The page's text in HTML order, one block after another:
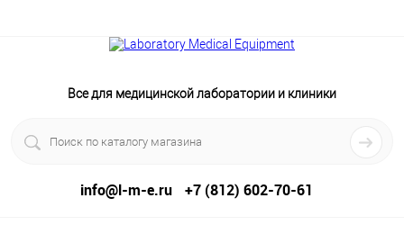
Все для медицинской лаборатории и клиники
info@l-m-e.ru +7 (812) 602-70-61